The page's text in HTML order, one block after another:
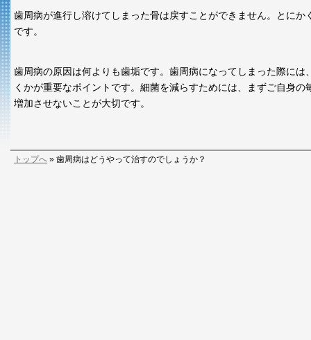
歯周病が進行し溶けてしまった骨は戻すことができません。とに
です。
歯周病の原因は何よりも歯垢です。歯周病になってしまった際に
くかが重要なポイントです。細菌を減らすためには、まずご自身
増加させないことが大切です。
トップへ » 歯周病はどうやって治すのでしょうか？